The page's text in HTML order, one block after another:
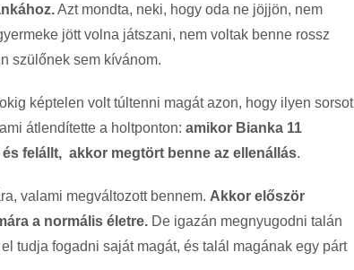
Azt mondta, neki, hogy oda ne jöjjön, nem
jött volna játszani, nem voltak benne rossz
szülőnek sem kívánom.
képtelen volt túltenni magát azon, hogy ilyen sorsot
átlendítette a holtponton: amikor Bianka 11
felállt, akkor megtört benne az ellenállás.
valami megváltozott bennem. Akkor először
a normális életre. De igazán megnyugodni talán
tudja fogadni saját magát, és talál magának egy párt